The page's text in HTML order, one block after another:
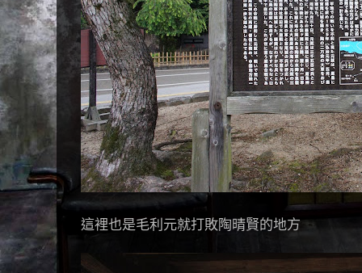
這裡也是毛利元就打敗陶晴賢的地方